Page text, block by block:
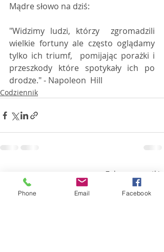
Mądre słowo na dziś:
"Widzimy ludzi, którzy  zgromadzili
wielkie fortuny ale często oglądamy
tylko ich triumf,  pomijając porażki i
przeszkody które spotykały ich po
drodze." - Napoleon  Hill
Codziennik
Ostatnie posty Zobacz wszystkie
Phone Email Facebook